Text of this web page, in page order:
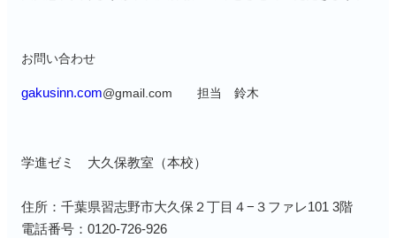
お問い合わせ
gakusinn.com@gmail.com 担当 鈴木
学進ゼミ 大久保教室（本校）
住所：千葉県習志野市大久保２丁目４−３ファレ101 3階
電話番号：0120-726-926